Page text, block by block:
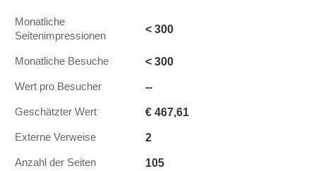
Monatliche
Seitenimpressionen
< 300
Monatliche Besuche < 300
Wert pro Besucher --
Geschätzter Wert € 467,61
Externe Verweise 2
Anzahl der Seiten 105